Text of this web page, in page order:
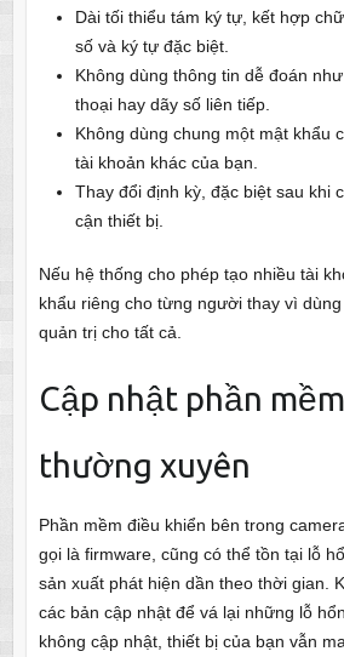
Dài tối thiểu tám ký tự, kết hợp
số và ký tự đặc biệt.
Không dùng thông tin dễ đoán
thoại hay dãy số liên tiếp.
Không dùng chung một mật khẩu
tài khoản khác của bạn.
Thay đổi định kỳ, đặc biệt sau khi
cận thiết bị.
Nếu hệ thống cho phép tạo nhiều tài
khẩu riêng cho từng người thay vì
quản trị cho tất cả.
Cập nhật phần
thường xuyên
Phần mềm điều khiển bên trong
gọi là firmware, cũng có thể tồn tại lỗ
sản xuất phát hiện dần theo thời gian.
các bản cập nhật để vá lại những lỗ
không cập nhật, thiết bị của bạn vẫn